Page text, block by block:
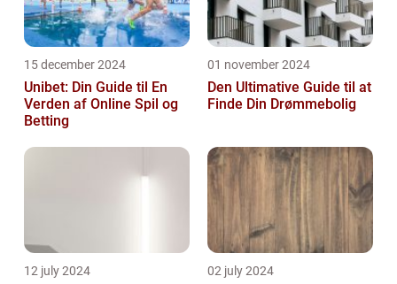
15 december 2024
Unibet: Din Guide til En
Verden af Online Spil og
Betting
01 november 2024
Den Ultimative Guide til at
Finde Din Drømmebolig
12 july 2024 02 july 2024